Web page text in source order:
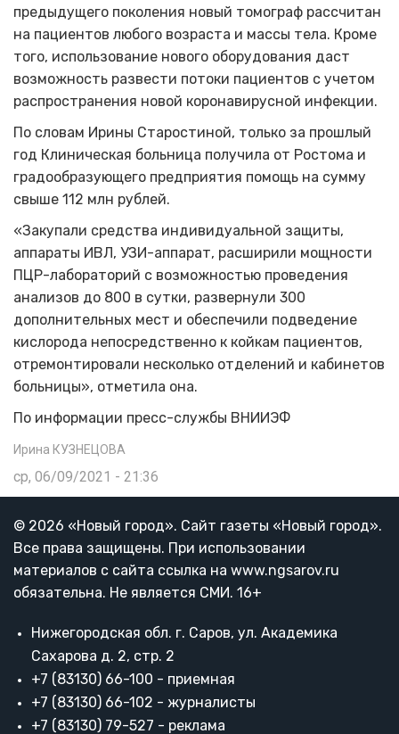
предыдущего поколения новый томограф рассчитан
на пациентов любого возраста и массы тела. Кроме
того, использование нового оборудования даст
возможность развести потоки пациентов с учетом
распространения новой коронавирусной инфекции.
По словам Ирины Старостиной, только за прошлый
год Клиническая больница получила от Ростома и
градообразующего предприятия помощь на сумму
свыше 112 млн рублей.
«Закупали средства индивидуальной защиты,
аппараты ИВЛ, УЗИ-аппарат, расширили мощности
ПЦР-лабораторий с возможностью проведения
анализов до 800 в сутки, развернули 300
дополнительных мест и обеспечили подведение
кислорода непосредственно к койкам пациентов,
отремонтировали несколько отделений и кабинетов
больницы», отметила она.
По информации пресс-службы ВНИИЭФ
Ирина КУЗНЕЦОВА
ср, 06/09/2021 - 21:36
© 2026 «Новый город». Cайт газеты «Новый город».
Все права защищены. При использовании
материалов с сайта ссылка на www.ngsarov.ru
обязательна. Не является СМИ. 16+
Нижегородская обл. г. Саров, ул. Академика
Сахарова д. 2, стр. 2
+7 (83130) 66-100 - приемная
+7 (83130) 66-102 - журналисты
+7 (83130) 79-527 - реклама